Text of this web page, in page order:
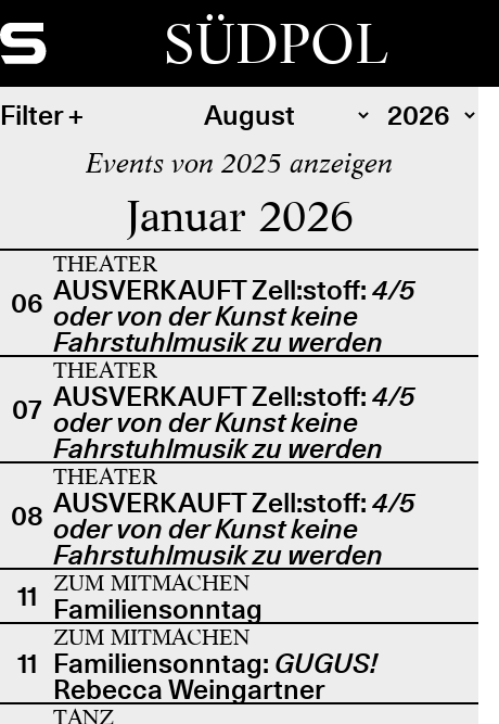
SÜDPOL
Filter
Events von 2025 anzeigen
Januar 2026
06
THEATER
AUSVERKAUFT Zell:stoff: 4/5
oder von der Kunst keine
Fahrstuhlmusik zu werden
07
THEATER
AUSVERKAUFT Zell:stoff: 4/5
oder von der Kunst keine
Fahrstuhlmusik zu werden
08
THEATER
AUSVERKAUFT Zell:stoff: 4/5
oder von der Kunst keine
Fahrstuhlmusik zu werden
11
ZUM MITMACHEN
Familiensonntag
11
ZUM MITMACHEN
Familiensonntag: GUGUS!
Rebecca Weingartner
TANZ